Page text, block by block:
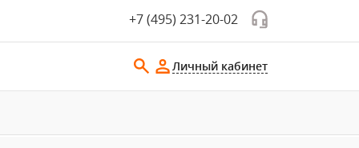
+7 (495) 231-20-02
Личный кабинет